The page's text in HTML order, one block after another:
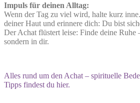
Impuls für deinen Alltag:
Wenn der Tag zu viel wird, halte kurz
deiner Haut und erinnere dich: Du bist
Der Achat flüstert leise: Finde deine Ruhe
sondern in dir.
Alles rund um den Achat – spirituelle
Tipps findest du hier.